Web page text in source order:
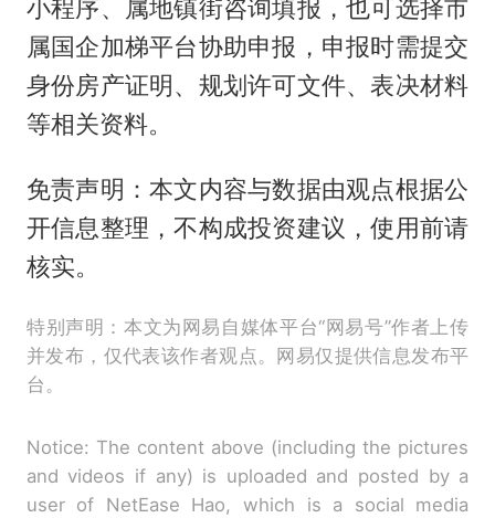
小程序、属地镇街咨询填报，也可选择市
属国企加梯平台协助申报，申报时需提交
身份房产证明、规划许可文件、表决材料
等相关资料。
免责声明：本文内容与数据由观点根据公
开信息整理，不构成投资建议，使用前请
核实。
特别声明：本文为网易自媒体平台“网易号”作者上传
并发布，仅代表该作者观点。网易仅提供信息发布平
台。
Notice: The content above (including the pictures
and videos if any) is uploaded and posted by a
user of NetEase Hao, which is a social media